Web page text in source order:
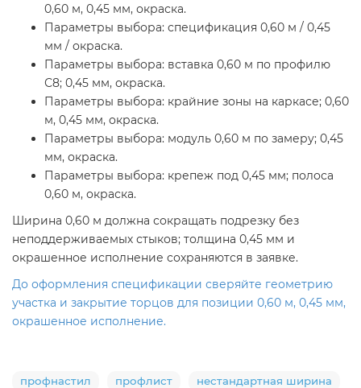
0,60 м, 0,45 мм, окраска.
Параметры выбора: спецификация 0,60 м / 0,45
мм / окраска.
Параметры выбора: вставка 0,60 м по профилю
С8; 0,45 мм, окраска.
Параметры выбора: крайние зоны на каркасе; 0,60
м, 0,45 мм, окраска.
Параметры выбора: модуль 0,60 м по замеру; 0,45
мм, окраска.
Параметры выбора: крепеж под 0,45 мм; полоса
0,60 м, окраска.
Ширина 0,60 м должна сокращать подрезку без
неподдерживаемых стыков; толщина 0,45 мм и
окрашенное исполнение сохраняются в заявке.
До оформления спецификации сверяйте геометрию
участка и закрытие торцов для позиции 0,60 м, 0,45 мм,
окрашенное исполнение.
профнастил профлист нестандартная ширина